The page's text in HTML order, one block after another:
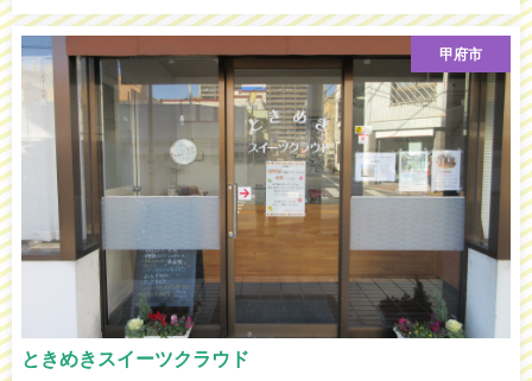
ときめきスイーツクラウド
甲府市